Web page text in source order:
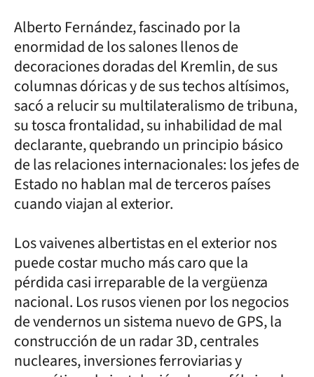
Alberto Fernández, fascinado por la
enormidad de los salones llenos de
decoraciones doradas del Kremlin, de sus
columnas dóricas y de sus techos altísimos,
sacó a relucir su multilateralismo de tribuna,
su tosca frontalidad, su inhabilidad de mal
declarante, quebrando un principio básico
de las relaciones internacionales: los jefes de
Estado no hablan mal de terceros países
cuando viajan al exterior.
Los vaivenes albertistas en el exterior nos
puede costar mucho más caro que la
pérdida casi irreparable de la vergüenza
nacional. Los rusos vienen por los negocios
de vendernos un sistema nuevo de GPS, la
construcción de un radar 3D, centrales
nucleares, inversiones ferroviarias y